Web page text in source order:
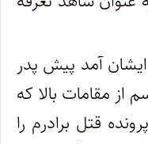
آمد پیش پدر
مقامات بالا که
قتل برادرم را